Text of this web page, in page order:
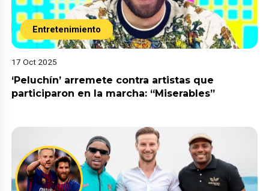
Entretenimiento
17 Oct 2025
‘Peluchín’ arremete contra artistas que
participaron en la marcha: “Miserables”